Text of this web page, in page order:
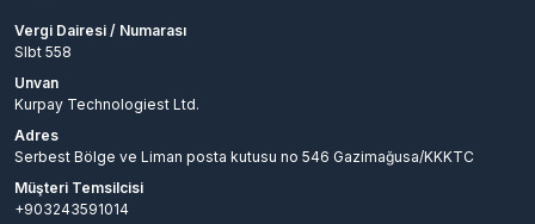
Vergi Dairesi / Numarası
Slbt 558
Unvan
Kurpay Technologiest Ltd.
Adres
Serbest Bölge ve Liman posta kutusu no 546 Gazimağusa/KKKTC
Müşteri Temsilcisi
+903243591014